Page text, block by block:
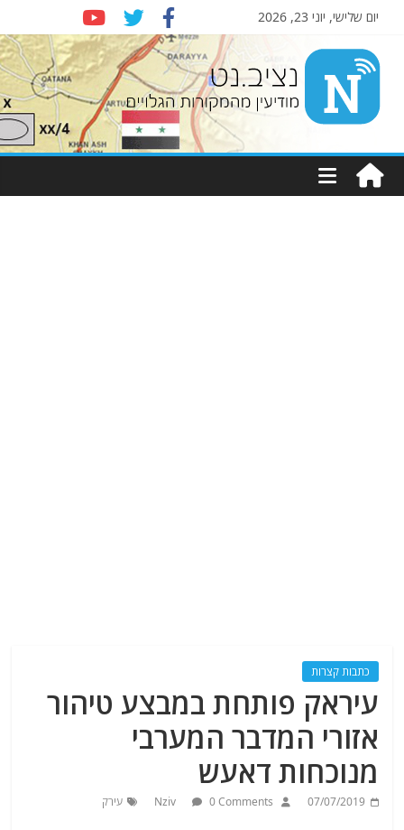
יום שלישי, יוני 23, 2026
Nziv.net
מודיעין
מהמקורות
כתבות קצרות
עיראק פותחת במבצע טיהור
אזורי המדבר המערבי
מנוכחות דאעש
07/07/2019
Nziv 0 Comments עירק